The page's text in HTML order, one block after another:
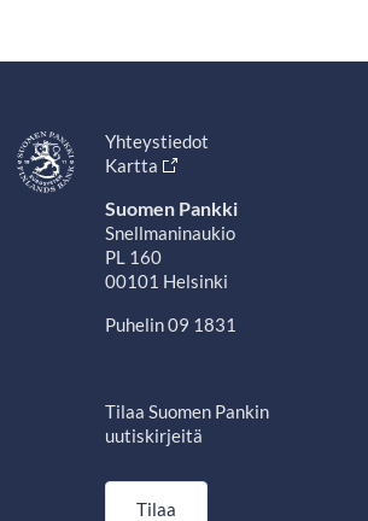
Yhteystiedot
Kartta
Suomen Pankki
Snellmaninaukio
PL 160
00101 Helsinki
Puhelin 09 1831
Tilaa Suomen Pankin
uutiskirjeitä
Tilaa